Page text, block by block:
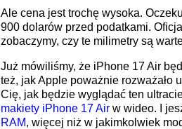
Ale cena jest trochę wysoka.
900 dolarów przed podatkami.
zobaczymy, czy te milimetry są
Już mówiliśmy, że iPhone 17 Air
też, jak Apple poważnie rozważało
Cię, jak będzie wyglądać ten
makiety iPhone 17 Air w wideo. I
RAM, więcej niż w jakimkolwiek